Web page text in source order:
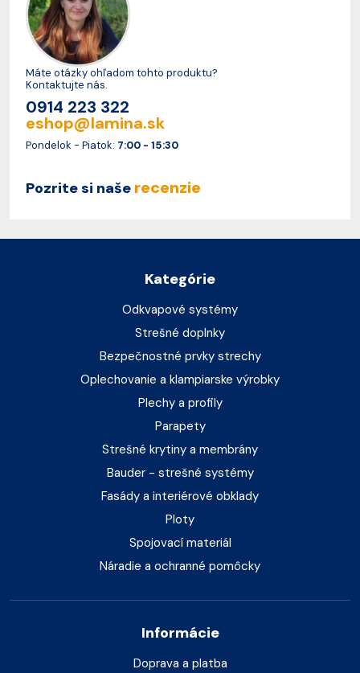
Máte otázky ohľadom tohto produktu?
Kontaktujte nás.
0914 223 322
eshop@lamina.sk
Pondelok - Piatok: 7:00 - 15:30
Pozrite si naše recenzie
Kategórie
Odkvapové systémy
Strešné doplnky
Bezpečnostné prvky strechy
Oplechovanie a klampiarske výrobky
Plechy a profily
Parapety
Strešné krytiny a membrány
Bauder - strešné systémy
Fasády a interiérové obklady
Ploty
Spojovací materiál
Náradie a ochranné pomôcky
Informácie
Doprava a platba